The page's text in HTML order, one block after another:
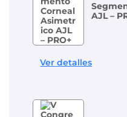
AJL –
Ver detalles